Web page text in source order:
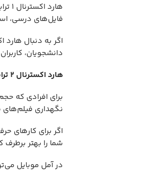
فایل‌های درسی،
دانشجویان، کاربران
هارد اکسترنال۲
نگهداری فیلم‌های
اگر برای کارهای
شما را بهتر برطرف
در آمل موبایل